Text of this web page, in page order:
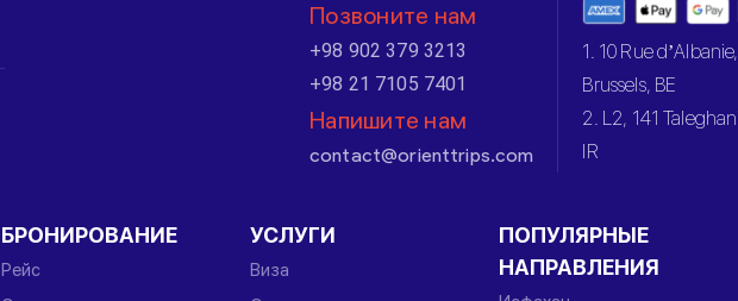
Позвоните нам
+98 902 379 3213
+98 21 7105 7401
Напишите нам
contact@orienttrips.com
1. 10 Rue
Brussels, BE
2. L2, 141
IR
БРОНИРОВАНИЕ
Рейс
УСЛУГИ
Виза
ПОПУЛЯРНЫЕ
НАПРАВЛЕНИЯ